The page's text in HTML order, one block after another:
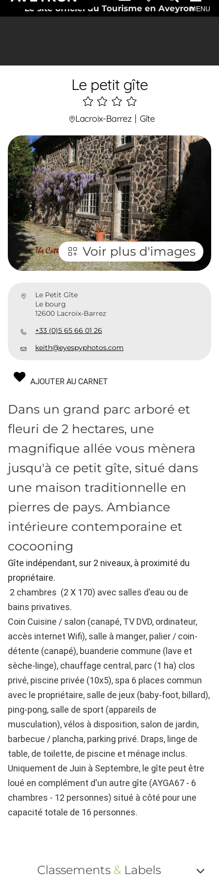
Le site officiel du Tourisme en AveyronMENU
Le petit gîte
4
étoiles
Lacroix-Barrez Gîte
Voir plus d'images
Le Petit Gîte
Le bourg
12600 Lacroix-Barrez
+33 (0)5 65 66 01 26
keith@eyespyphotos.com
AJOUTER AU CARNET
Dans un grand parc arboré et
fleuri de 2 hectares, une
magnifique allée vous mènera
jusqu'à ce petit gîte, situé dans
une maison traditionnelle en
pierres de pays. Ambiance
intérieure contemporaine et
cocooning
Gîte indépendant, sur 2 niveaux, à proximité du
propriétaire.
2 chambres (2 X 170) avec salles d'eau ou de
bains privatives.
Coin Cuisine / salon (canapé, TV DVD, ordinateur,
accès internet Wifi), salle à manger, palier / coin-
détente (canapé), buanderie commune (lave et
sèche-linge), chauffage central, parc (1 ha) clos
privé, piscine privée (10x5), spa 6 places commun
avec le propriétaire, salle de jeux (baby-foot, billard),
ping-pong, salle de sport (appareils de
musculation), vélos à disposition, salon de jardin,
barbecue / plancha, parking privé. Draps, linge de
table, de toilette, de piscine et ménage inclus.
Uniquement de Juin à Septembre, le gîte peut être
loué en complément d'un autre gîte (AYGA67 - 6
chambres - 12 personnes) situé à côté pour une
capacité totale de 16 personnes.
Classements &Labels